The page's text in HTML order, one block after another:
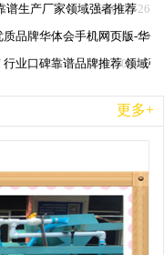
2026-06-26
谱生产厂家领域强者推荐
2026-06-26
品牌华体会手机网页版-华
2026-06-26
业口碑靠谱品牌推荐 领域
更多+